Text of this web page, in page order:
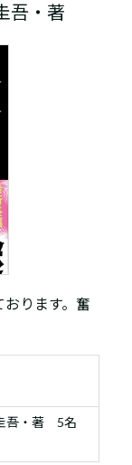
吾・著
ります。奮
吾・著 5名